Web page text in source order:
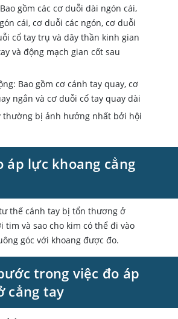
gồm các cơ duỗi dài ngón cái,
cái, cơ duỗi các ngón, cơ duỗi
cổ tay trụ và dây thần kinh gian
và động mạch gian cốt sau
Bao gồm cơ cánh tay quay, cơ
ngắn và cơ duỗi cổ tay quay dài
thường bị ảnh hưởng nhất bởi hội
áp lực khoang cẳng
thế cánh tay bị tổn thương ở
tim và sao cho kim có thể đi vào
góc với khoang được đo.
trong việc đo áp
cẳng tay